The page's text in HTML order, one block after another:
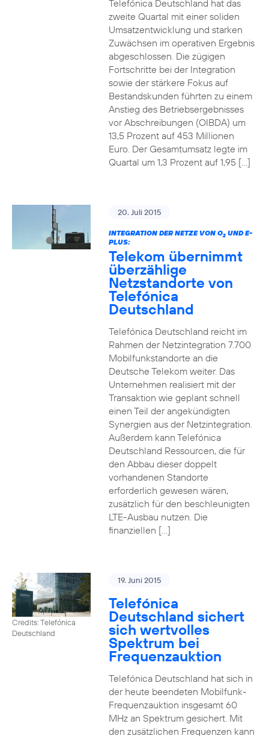
Telefónica Deutschland hat das
zweite Quartal mit einer soliden
Umsatzentwicklung und starken
Zuwächsen im operativen Ergebnis
abgeschlossen. Die zügigen
Fortschritte bei der Integration
sowie der stärkere Fokus auf
Bestandskunden führten zu einem
Anstieg des Betriebsergebnisses
vor Abschreibungen (OIBDA) um
13,5 Prozent auf 453 Millionen
Euro. Der Gesamtumsatz legte im
Quartal um 1,3 Prozent auf 1,95 […]
20. Juli 2015
INTEGRATION DER NETZE VON O2UND E-
PLUS:
Telekom übernimmt
überzählige
Netzstandorte von
Telefónica
Deutschland
Telefónica Deutschland reicht im
Rahmen der Netzintegration 7.700
Mobilfunkstandorte an die
Deutsche Telekom weiter. Das
Unternehmen realisiert mit der
Transaktion wie geplant schnell
einen Teil der angekündigten
Synergien aus der Netzintegration.
Außerdem kann Telefónica
Deutschland Ressourcen, die für
den Abbau dieser doppelt
vorhandenen Standorte
erforderlich gewesen wären,
zusätzlich für den beschleunigten
LTE-Ausbau nutzen. Die
finanziellen […]
Credits: Telefónica
Deutschland
19. Juni 2015
Telefónica
Deutschland sichert
sich wertvolles
Spektrum bei
Frequenzauktion
Telefónica Deutschland hat sich in
der heute beendeten Mobilfunk-
Frequenzauktion insgesamt 60
MHz an Spektrum gesichert. Mit
den zusätzlichen Frequenzen kann